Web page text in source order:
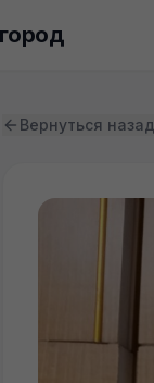
Вернуться назад